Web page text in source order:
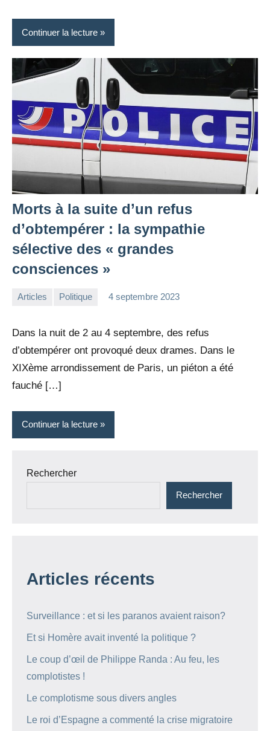
Continuer la lecture
Morts à la suite d’un refus
d’obtempérer : la sympathie
sélective des « grandes
consciences »
Articles Politique 4 septembre 2023
Dans la nuit de 2 au 4 septembre, des refus
d’obtempérer ont provoqué deux drames. Dans le
XIXème arrondissement de Paris, un piéton a été
fauché […]
Continuer la lecture
Rechercher
Rechercher
Articles récents
Surveillance : et si les paranos avaient raison?
Et si Homère avait inventé la politique ?
Le coup d’œil de Philippe Randa : Au feu, les
complotistes !
Le complotisme sous divers angles
Le roi d’Espagne a commenté la crise migratoire